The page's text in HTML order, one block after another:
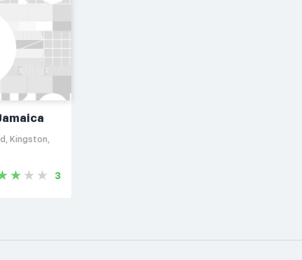
Kingston,
3